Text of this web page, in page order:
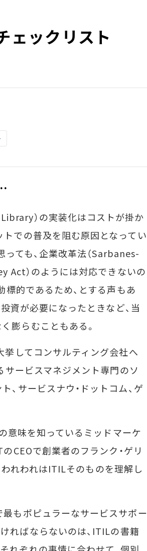
ェックリスト
）の実装化はコストが掛か
トでの普及を阻む原因となってい
ても、企業改革法（Sarbanes-
Act）のようには対応できないの
的であるため、とする声もあ
資が必要になったときなど、当
膨らむこともある。
してコンサルティング会社へ
サービスマネジメント専門のソ
、サービスナウ・ドットコム、ゲ
意味を知っているミッドマーケ
CEOで創業者のフランク・ゲリ
れわれはITILそのものを理解し
もポピュラーなサービスサポー
ればならないのは、ITILの書籍